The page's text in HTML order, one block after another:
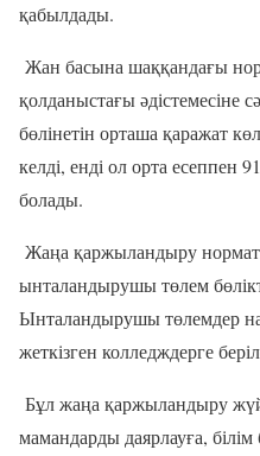
қабылдады.
Жан басына шаққандағы
қолданыстағы әдістемесіне
бөлінетін орташа қаражат
келді, енді ол орта есеппен
болады.
Жаңа қаржыландыру
ынталандырушы төлем
Ынталандырушы төлемдер
жеткізген колледждерге
Бұл жаңа қаржыландыру
мамандарды даярлауға,